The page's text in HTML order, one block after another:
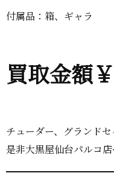
付属品：箱、ギャラ
買取金額
チューダー、グランド
是非大黒屋仙台パルコ